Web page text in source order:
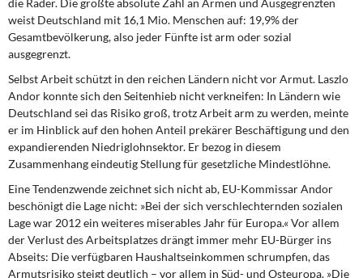
die Räder. Die größte absolute Zahl an Armen und Ausgegrenzten
weist Deutschland mit 16,1 Mio. Menschen auf: 19,9% der
Gesamtbevölkerung, also jeder Fünfte ist arm oder sozial
ausgegrenzt.
Selbst Arbeit schützt in den reichen Ländern nichtvor Armut. Laszlo
Andor konnte sich den Seitenhieb nicht verkneifen: In Ländern wie
Deutschland sei das Risiko groß, trotz Arbeit arm zu werden, meinte
er im Hinblick auf den hohen Anteil prekärer Beschäftigung und den
expandierenden Niedriglohnsektor. Er bezog in diesem
Zusammenhang eindeutig Stellung für gesetzliche Mindestlöhne.
Eine Tendenzwende zeichnet sich nicht ab, EU-Kommissar Andor
beschönigt die Lage nicht: »Bei der sich verschlechternden sozialen
Lage war 2012 ein weiteres miserables Jahr für Europa.« Vor allem
der Verlust des Arbeitsplatzes drängt immer mehr EU-Bürger ins
Abseits: Die verfügbaren Haushaltseinkommen schrumpfen, das
Armutsrisiko steigt deutlich – vor allem in Süd- und Osteuropa. »Die